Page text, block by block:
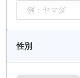
性別